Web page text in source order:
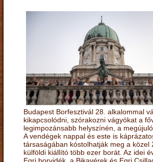
Budapest Borfesztivál 28. alkalommal
kikapcsolódni, szórakozni vágyókat a
legimpozánsabb helyszínén, a
A vendégek nappal és este is
társaságában kóstolhatják meg a közel
külföldi kiállító több ezer borát. Az idei